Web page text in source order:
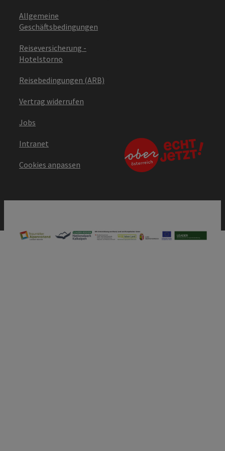
Allgemeine
Geschäftsbedingungen
Reiseversicherung -
Hotelstorno
Reisebedingungen (ARB)
Vertrag widerrufen
Jobs
Intranet
Cookies anpassen